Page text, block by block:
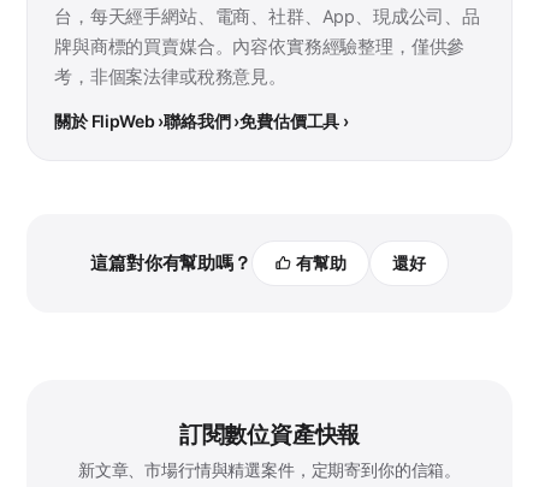
台，每天經手網站、電商、社群、App、現成公司、品
牌與商標的買賣媒合。內容依實務經驗整理，僅供參
考，非個案法律或稅務意見。
關於 FlipWeb ›聯絡我們 ›免費估價工具 ›
這篇對你有幫助嗎？ 有幫助 還好
訂閱數位資產快報
新文章、市場行情與精選案件，定期寄到你的信箱。